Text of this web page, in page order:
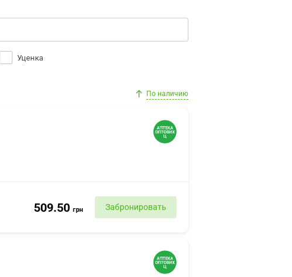
Уценка
По наличию
509.50 грн Забронировать